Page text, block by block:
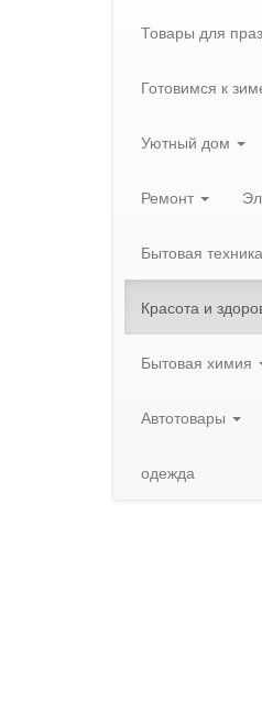
Товары для
Готовимся к
Уютный дом
Ремонт
Бытовая техника
Красота и
Бытовая химия
Автотовары
одежда